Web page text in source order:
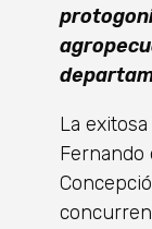
La
Fernando